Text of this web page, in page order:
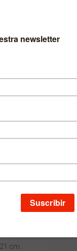
Derecho
978-84-313-1238-1
NA 903-1993
21 cm